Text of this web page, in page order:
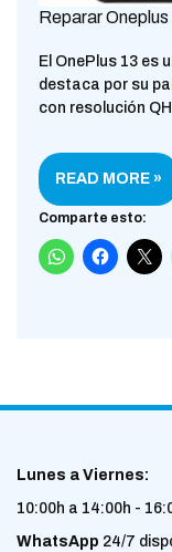
Reparar Oneplus
El OnePlus 13 es
destaca por su
con resolución
READ MORE »
Comparte esto:
Lunes a Viernes:
10:00h a 14:00h -
WhatsApp 24/7